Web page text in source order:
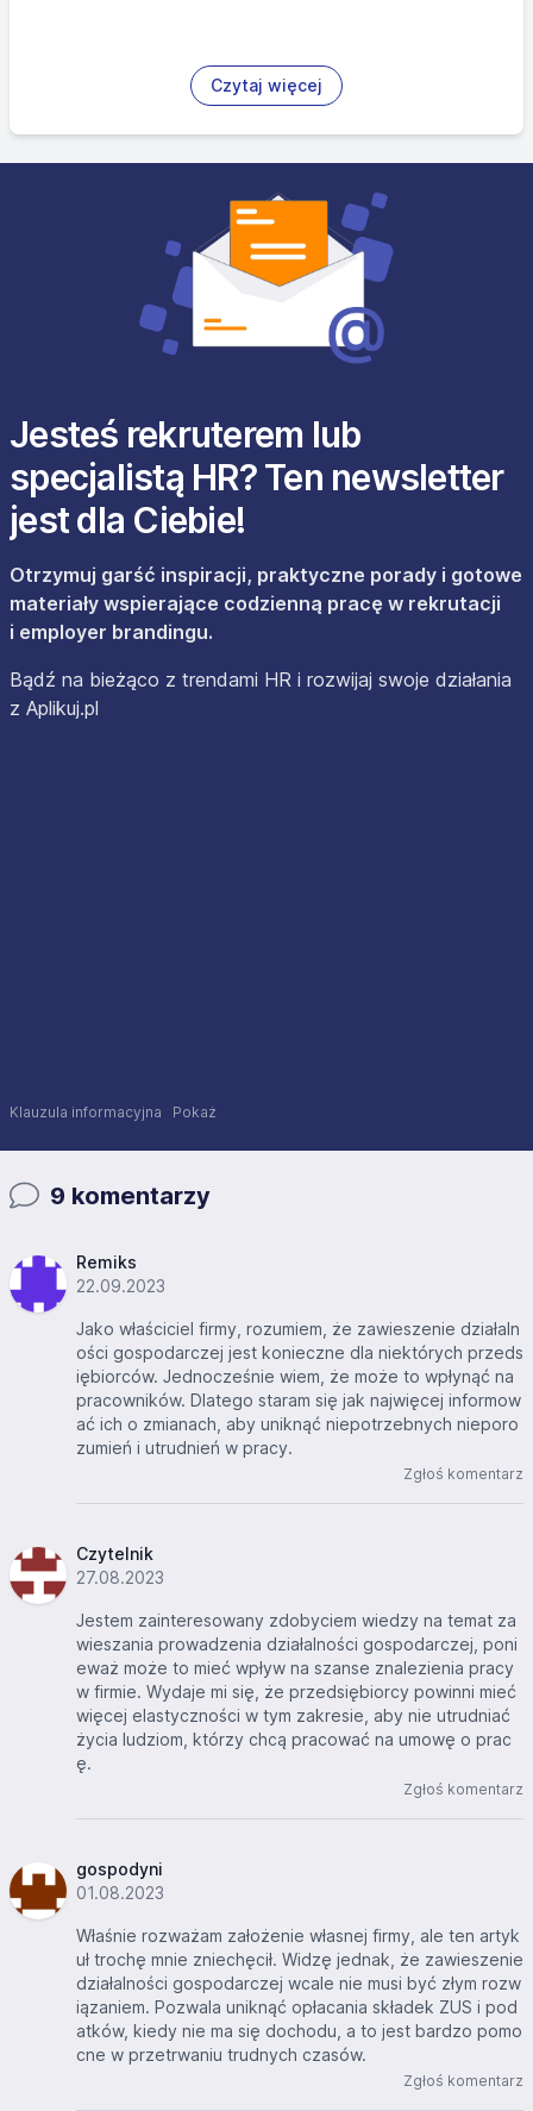
Czytaj więcej
Jesteś rekruterem lub
specjalistą HR? Ten newsletter
jest dla Ciebie!
Otrzymuj garść inspiracji, praktyczne porady i gotowe
materiały wspierające codzienną pracę w rekrutacji
i employer brandingu.
Bądź na bieżąco z trendami HR i rozwijaj swoje działania
z Aplikuj.pl
Klauzula informacyjna Pokaż
9 komentarzy
Remiks
22.09.2023
Jako właściciel firmy, rozumiem, że zawieszenie działaln
ości gospodarczej jest konieczne dla niektórych przeds
iębiorców. Jednocześnie wiem, że może to wpłynąć na
pracowników. Dlatego staram się jak najwięcej informow
ać ich o zmianach, aby uniknąć niepotrzebnych nieporo
zumień i utrudnień w pracy.
Zgłoś komentarz
Czytelnik
27.08.2023
Jestem zainteresowany zdobyciem wiedzy na temat za
wieszania prowadzenia działalności gospodarczej, poni
eważ może to mieć wpływ na szanse znalezienia pracy
w firmie. Wydaje mi się, że przedsiębiorcy powinni mieć
więcej elastyczności w tym zakresie, aby nie utrudniać
życia ludziom, którzy chcą pracować na umowę o prac
ę.
Zgłoś komentarz
gospodyni
01.08.2023
Właśnie rozważam założenie własnej firmy, ale ten artyk
uł trochę mnie zniechęcił. Widzę jednak, że zawieszenie
działalności gospodarczej wcale nie musi być złym rozw
iązaniem. Pozwala uniknąć opłacania składek ZUS i pod
atków, kiedy nie ma się dochodu, a to jest bardzo pomo
cne w przetrwaniu trudnych czasów.
Zgłoś komentarz